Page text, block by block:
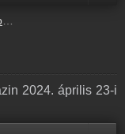
2024. április 23-i